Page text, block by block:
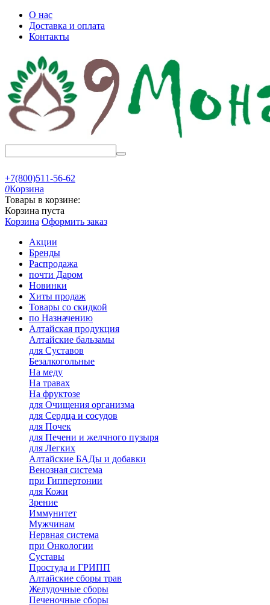
О нас
Доставка и оплата
Контакты
+7(800)511-56-62
0Корзина
Товары в корзине:
Корзина пуста
Корзина Оформить заказ
Акции
Бренды
Распродажа
почти Даром
Новинки
Хиты продаж
Товары со скидкой
по Назначению
Алтайская продукция
Алтайские бальзамы
для Суставов
Безалкогольные
На меду
На травах
На фруктозе
для Очищения организма
для Сердца и сосудов
для Почек
для Печени и желчного пузыря
для Легких
Алтайские БАДы и добавки
Венозная система
при Гиппертонии
для Кожи
Зрение
Иммунитет
Мужчинам
Нервная система
при Онкологии
Суставы
Простуда и ГРИПП
Алтайские сборы трав
Желудочные сборы
Печеночные сборы